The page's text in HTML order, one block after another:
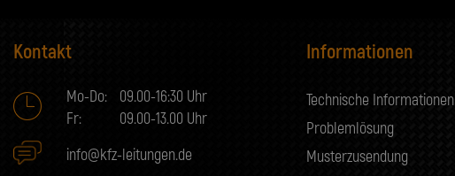
Kontakt
Mo-Do:
09.00-16:30 Uhr
Fr:
09.00-13.00 Uhr
info@kfz-leitungen.de
Informationen
Technische Informationen
Problemlösung
Musterzusendung